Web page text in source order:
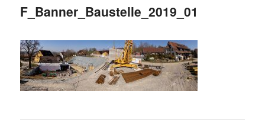
F_Banner_Baustelle_2019_01